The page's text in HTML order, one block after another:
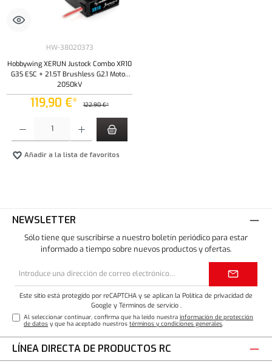
HW-38020373
Hobbywing XERUN Justock Combo XR10
G3S ESC + 21.5T Brushless G2.1 Motor
2050kV
119,90 €* 122,90 €*
Añadir a la lista de favoritos
NEWSLETTER
Sólo tiene que suscribirse a nuestro boletín periódico para estar
informado a tiempo sobre nuevos productos y ofertas.
de
electrónico*
Este sitio está protegido por reCAPTCHA y se aplican la Política de privacidad de
Google y Términos de servicio.
Al seleccionar continuar, confirma que ha leído nuestrainformación de protección
de datos y que ha aceptado nuestrostérminos y condiciones generales.
LÍNEA DIRECTA DE PRODUCTOS RC